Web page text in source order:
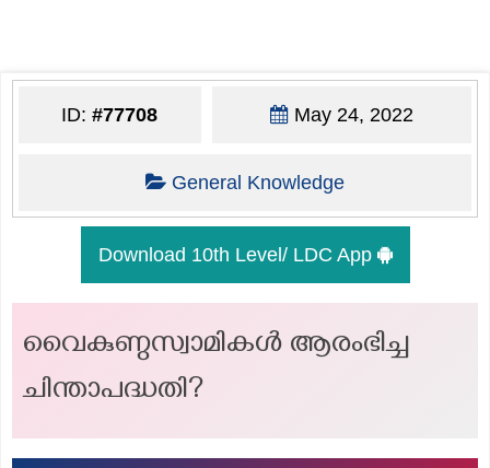
ID:#77708 May 24, 2022
General Knowledge
Download 10th Level/ LDC App
വൈകുണ്ഠസ്വാമികള്‍ ആരംഭിച്ച
ചിന്താപദ്ധതി?